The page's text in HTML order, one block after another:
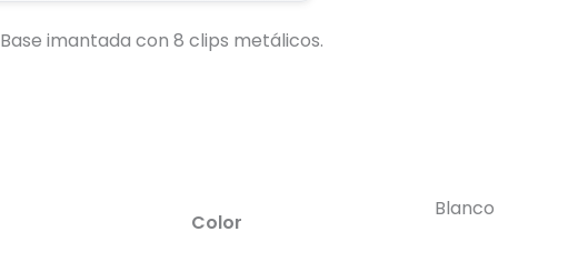
Base imantada con 8 clips metálicos.
Color
Blanco